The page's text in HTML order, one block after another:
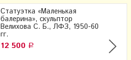
Статуэтка «Маленькая
балерина», скульптор
Велихова С. Б., ЛФЗ, 1950-60
гг.
12 500 Р